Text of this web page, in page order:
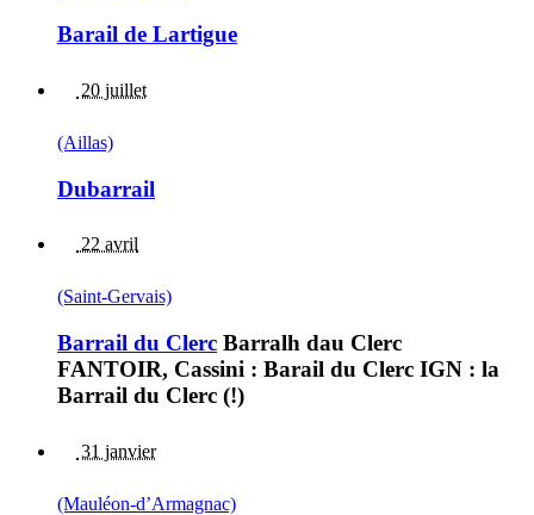
Barail de Lartigue
20 juillet
(Aillas)
Dubarrail
22 avril
(Saint-Gervais)
Barrail du Clerc Barralh dau Clerc
FANTOIR, Cassini : Barail du Clerc IGN : la
Barrail du Clerc (!)
31 janvier
(Mauléon-d’Armagnac)